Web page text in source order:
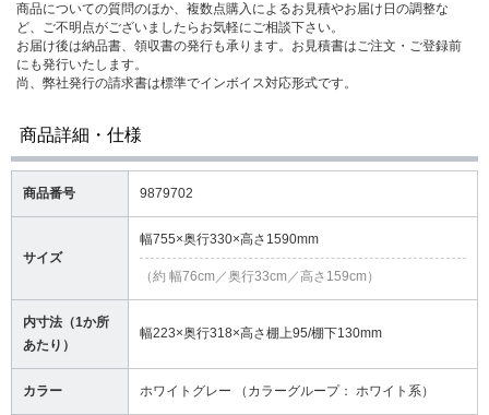
商品についての質問のほか、複数点購入によるお見積やお届け日の調整な
ど、ご不明点がございましたらお気軽にご相談下さい。
お届け後は納品書、領収書の発行も承ります。お見積書はご注文・ご登録前
にも発行いたします。
尚、弊社発行の請求書は標準でインボイス対応形式です。
商品詳細・仕様
商品番号 9879702
サイズ
幅755×奥行330×高さ1590mm
（約 幅76cm／奥行33cm／高さ159cm）
内寸法（1か所
あたり）
幅223×奥行318×高さ棚上95/棚下130mm
カラー ホワイトグレー （カラーグループ： ホワイト系）